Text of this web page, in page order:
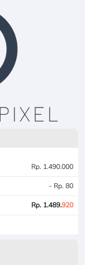
Rp. 1.490.000
- Rp. 80
Rp. 1.489.920